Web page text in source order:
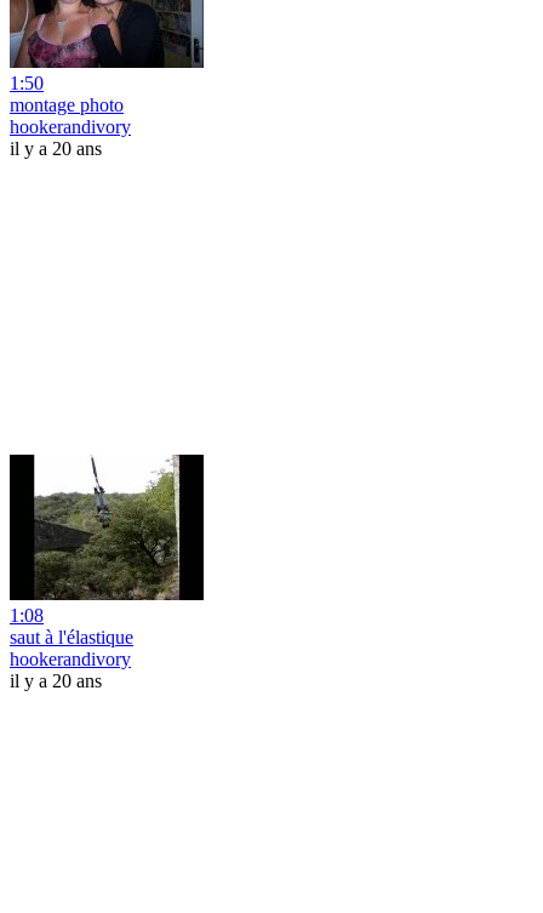
1:50
montage photo
hookerandivory
il y a 20 ans
1:08
saut à l'élastique
hookerandivory
il y a 20 ans